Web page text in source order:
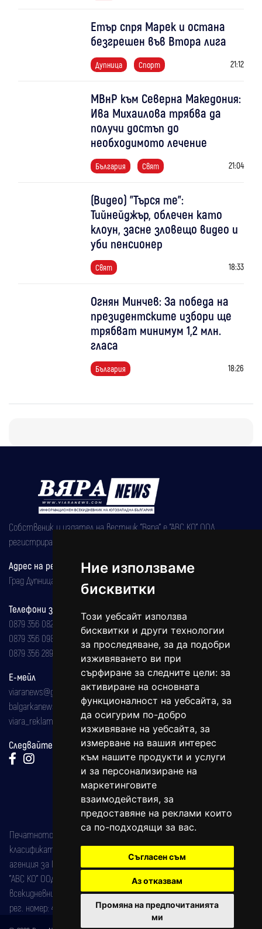
Ние използваме
бисквитки
Този уебсайт използва
бисквитки и други технологии
за проследяване, за да подобри
изживяването ви при
сърфиране за следните цели: за
активиране на основната
функционалност на уебсайта, за
да осигурим по-добро
изживяване на уебсайта, за
измерване на вашия интерес
към нашите продукти и услуги
и за персонализиране на
маркетинговите
взаимодействия, за
предоставяне на реклами които
са по-подходящи за вас.
Съгласен съм
Аз отказвам
Промяна на предпочитанията
ми
Етър спря Марек и остана
безгрешен във Втора лига
Дупница Спорт 21:12
МВнР към Северна Македония:
Ива Михаилова трябва да
получи достъп до
необходимото лечение
България Свят 21:04
(Видео) "Търся те":
Тийнейджър, облечен като
клоун, засне зловещо видео и
уби пенсионер
Свят 18:33
Огнян Минчев: За победа на
президентските избори ще
трябват минимум 1,2 млн.
гласа
България 18:26
Собственик и издател на вестник "Вяра" е "АВС КО" ООД,
регистрирана на 08.05.2002 година.
Адрес на редакцията
Град Дупница, ул.''Христо Ботев" 43
Телефони за реклама и абонаменти
0879 356 082
0879 356 098
0879 356 289
Е-мейл
viaranews@gmail.com
balgarkanews@gmail.com
viara_reklama@mail.bg
Следвайте ни:
Печатното издание на вестника е регистрирано в националния
класификатор на печатните издания (Българска национална
агенция за ISSN) под номер: ISSN 1312-4722.
"АВС КО" ООД е притежател на марката: Вяра информационен
всекидневник на югозападна България, със свидетелство за марка
рег. номер: 47857/11.05.2004 година.